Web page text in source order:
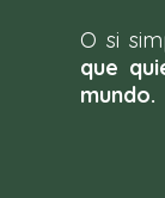
O si
que
mundo.